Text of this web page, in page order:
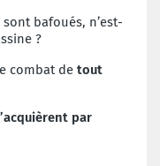
bafoués, n’est-
?
combat de tout
par